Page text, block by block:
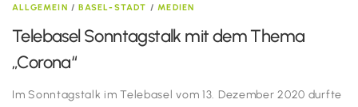
ALLGEMEIN /BASEL-STADT /MEDIEN
Telebasel Sonntagstalk mit dem Thema
„Corona“
Im Sonntagstalk im Telebasel vom 13. Dezember 2020 durfte